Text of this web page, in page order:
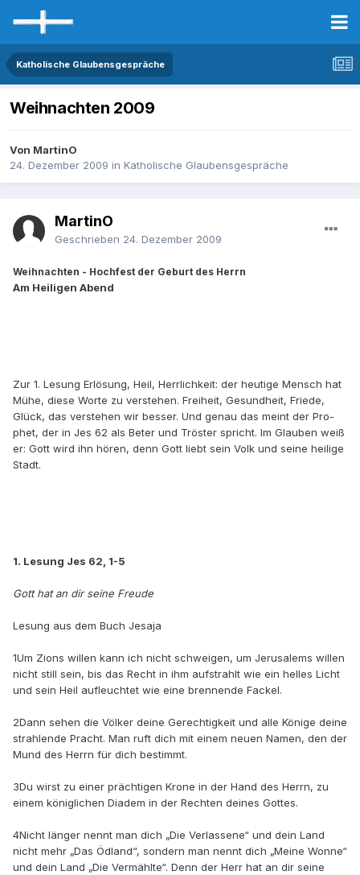
Katholische Glaubensgespräche
Weihnachten 2009
Von MartinO
24. Dezember 2009 in Katholische Glaubensgespräche
MartinO
Geschrieben 24. Dezember 2009
Weihnachten - Hochfest der Geburt des Herrn
Am Heiligen Abend
Zur 1. Lesung Erlösung, Heil, Herrlichkeit: der heutige Mensch hat
Mühe, diese Worte zu verstehen. Freiheit, Gesundheit, Friede,
Glück, das verstehen wir besser. Und genau das meint der Pro­
phet, der in Jes 62 als Beter und Tröster spricht. Im Glauben weiß
er: Gott wird ihn hören, denn Gott liebt sein Volk und seine heilige
Stadt.
1. Lesung Jes 62, 1-5
Gott hat an dir seine Freude
Lesung aus dem Buch Jesaja
1Um Zions willen kann ich nicht schweigen, um Jerusalems willen
nicht still sein, bis das Recht in ihm aufstrahlt wie ein helles Licht
und sein Heil aufleuchtet wie eine brennende Fackel.
2Dann sehen die Völker deine Gerechtigkeit und alle Könige deine
strahlende Pracht. Man ruft dich mit einem neuen Namen, den der
Mund des Herrn für dich bestimmt.
3Du wirst zu einer prächtigen Krone in der Hand des Herrn, zu
einem königlichen Diadem in der Rechten deines Gottes.
4Nicht länger nennt man dich „Die Verlassene“ und dein Land
nicht mehr „Das Ödland“, sondern man nennt dich „Meine Wonne“
und dein Land „Die Vermählte“. Denn der Herr hat an dir seine